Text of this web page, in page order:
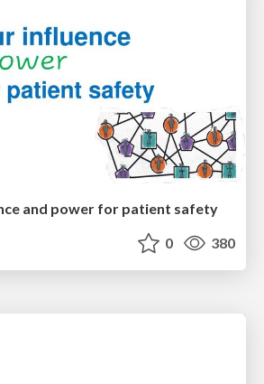
and power for patient safety
0 380